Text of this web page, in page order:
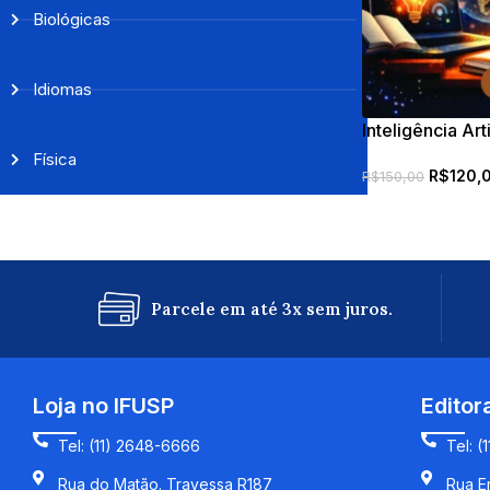
Biológicas
Idiomas
Física
Inteligência
R$150,00 R$
Parcele em até 3x sem juros.
Loja no IFUSP
Tel: (11) 2648-6666
Rua do Matão. Travessa R187
Tel:
Rua